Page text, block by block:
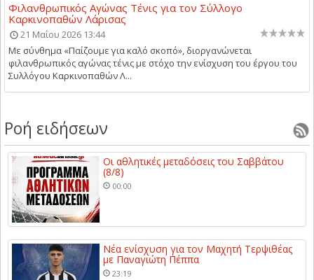
Φιλανθρωπικός Αγώνας Τένις για τον Σύλλογο
Καρκινοπαθών Λάρισας
21 Μαΐου 2026 13:44
Με σύνθημα «Παίζουμε για καλό σκοπό», διοργανώνεται
φιλανθρωπικός αγώνας τένις με στόχο την ενίσχυση του έργου του
Συλλόγου Καρκινοπαθών Λ...
Ροή ειδήσεων
Οι αθλητικές μεταδόσεις του Σαββάτου
(8/8)
00:00
Νέα ενίσχυση για τον Μαχητή Τερψιθέας
με Παναγιώτη Πέππα
23:19